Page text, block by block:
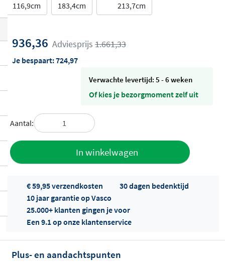
116,9cm 183,4cm 213,7cm
936,36 Adviesprijs 1.661,33
Je bespaart:724,97
Verwachte levertijd: 5 - 6 weken
Of kies je bezorgmoment zelf uit
Aantal:
In winkelwagen
Offertes
€ 59,95 verzendkosten
30 dagen bedenktijd
10 jaar garantie op Vasco
25.000+ klanten gingen je voor
Een 9.1 op onze klantenservice
Plus- en aandachtspunten